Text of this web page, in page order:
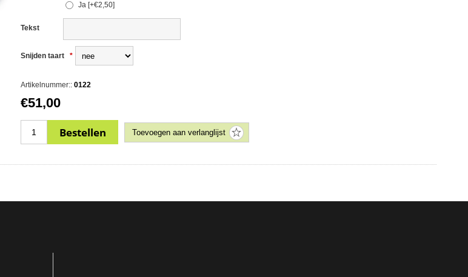
Ja [+€2,50]
Tekst
Snijden taart *
Artikelnummer:: 0122
€51,00